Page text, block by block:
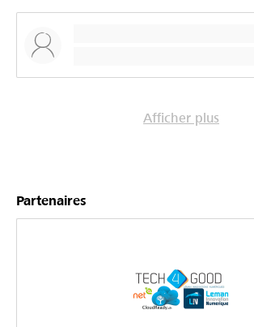
Afficher plus
Partenaires